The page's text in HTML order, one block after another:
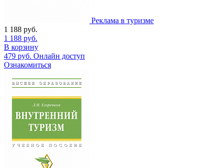
Реклама в туризме
1 188 руб.
1 188 руб.
В корзину
479 руб. Онлайн доступ
Ознакомиться